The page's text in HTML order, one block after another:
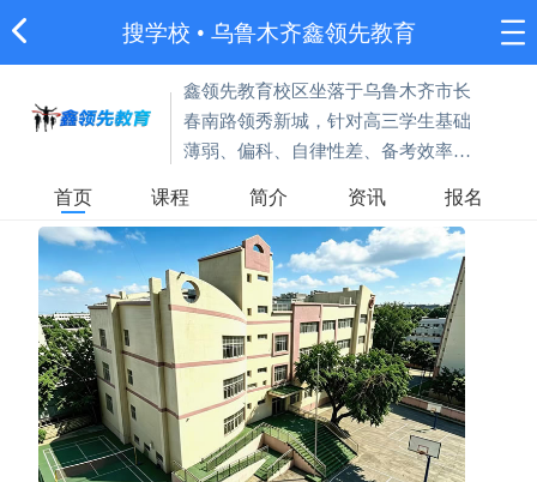
搜学校 • 乌鲁木齐鑫领先教育
鑫领先教育校区坐落于乌鲁木齐市长
春南路领秀新城，针对高三学生基础
薄弱、偏科、自律性差、备考效率低
班，补文化课知识短板、纠不良学习
习惯。
首页 课程 简介 资讯 报名